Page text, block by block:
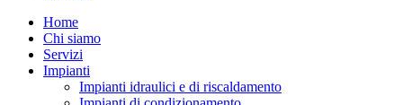
Home
Chi siamo
Servizi
Impianti
Impianti idraulici e di riscaldamento